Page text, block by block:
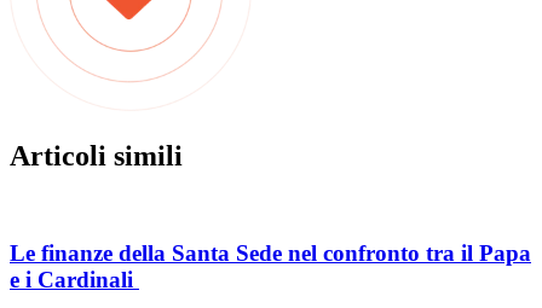
Articoli simili
Le finanze della Santa Sede nel confronto tra il Papa
e i Cardinali